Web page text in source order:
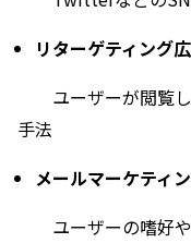
リターゲティング
ユーザーが閲覧し
手法
メールマーケティ
ユーザーの嗜好や